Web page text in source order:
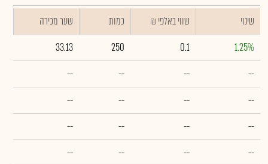
שינוי ₪ שווי באלפי כמות
שער מכירה
1.25%
0.1
250
33.13
--
--
--
--
--
--
--
--
--
--
--
--
--
--
--
--